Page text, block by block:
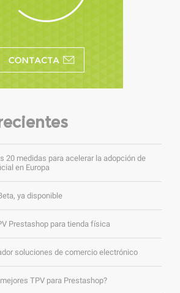
20 medidas para acelerar la adopción de
en Europa
ya disponible
Prestashop para tienda física
soluciones de comercio electrónico
TPV para Prestashop?